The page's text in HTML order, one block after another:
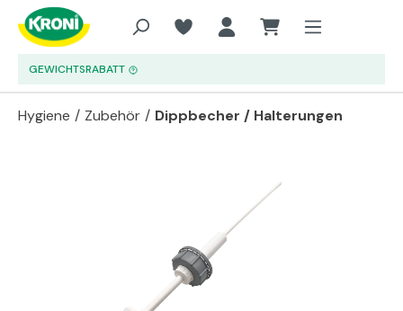
Zum Hauptinhalt springen
GEWICHTSRABATT
Hygiene / Zubehör / Dippbecher / Halterungen